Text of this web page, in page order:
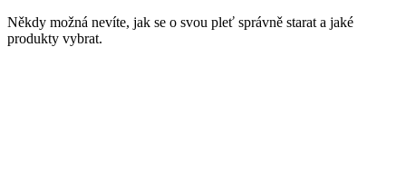
Někdy možná nevíte, jak se o svou pleť správně starat a jaké
produkty vybrat.